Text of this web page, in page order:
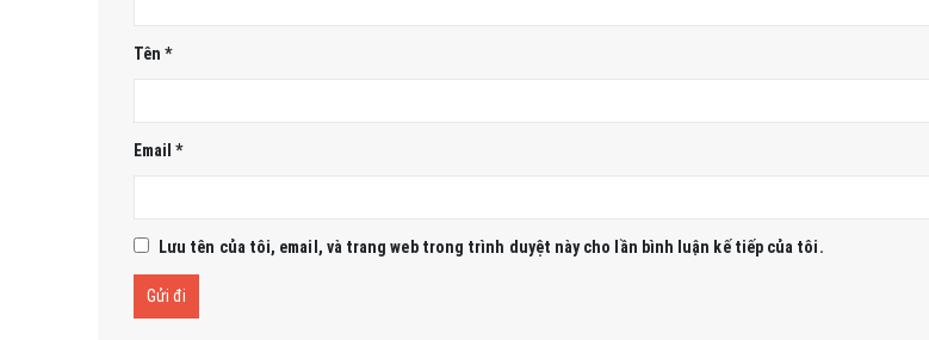
Tên*
Email*
Lưu tên của tôi, email, và trang web trong trình duyệt này cho lần bình luận kế tiếp của tôi.